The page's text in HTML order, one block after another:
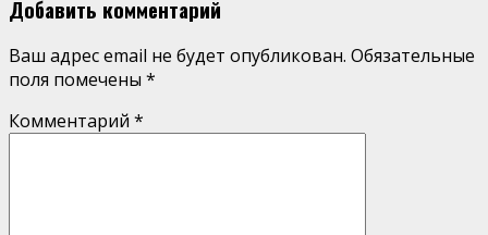
Добавить комментарий
Ваш адрес email не будет опубликован. Обязательные
поля помечены *
Комментарий *